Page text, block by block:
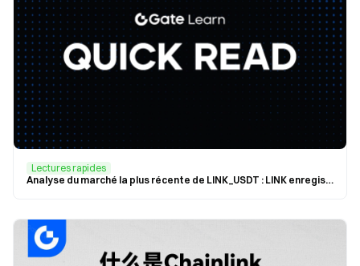
Lectures rapides
Analyse du marché la plus récente de LINK_USDT : LINK enregistre de nouveaux records – Quelle est la meilleure approche pour les investisseurs ?